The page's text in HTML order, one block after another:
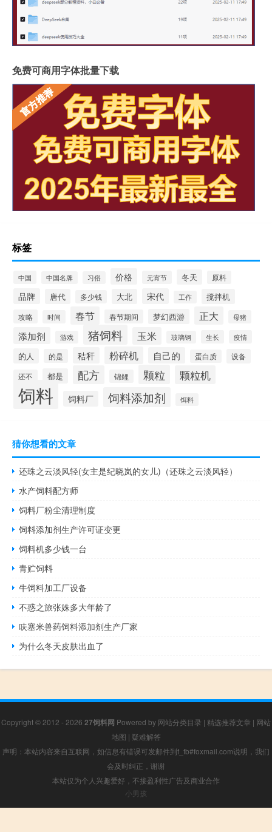
免费可商用字体批量下载
标签
中国 中国名牌 习俗 价格 元宵节 冬天 原料
品牌 唐代 多少钱 大北 宋代 工作 搅拌机
攻略 时间 春节 春节期间 梦幻西游 正大 母猪
添加剂 游戏 猪饲料 玉米 玻璃钢 生长 疫情
的人 的是 秸秆 粉碎机 自己的 蛋白质 设备
还不 都是 配方 锦鲤 颗粒 颗粒机
饲料 饲料厂 饲料添加剂 饵料
猜你想看的文章
还珠之云淡风轻(女主是纪晓岚的女儿)（还珠之云淡风轻）
水产饲料配方师
饲料厂粉尘清理制度
饲料添加剂生产许可证变更
饲料机多少钱一台
青贮饲料
牛饲料加工厂设备
不惑之旅张姝多大年龄了
呋塞米兽药饲料添加剂生产厂家
为什么冬天皮肤出血了
Copyright © 2012 - 2026 27饲料网 Powered by 网站分类目录 | 精选推荐文章 | 网站
地图 | 疑难解答
声明：本站内容来自互联网，如信息有错误可发邮件到f_fb#foxmail.com说明，我们
会及时纠正，谢谢
本站仅为个人兴趣爱好，不接盈利性广告及商业合作
小男孩